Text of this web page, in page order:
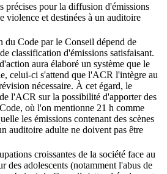
précises pour la diffusion d'émissions
violence et destinées à un auditoire
du Code par le Conseil dépend de
classification d'émissions satisfaisant.
aura élaboré un système que le
celui-ci s'attend que l'ACR l'intègre au
nécessaire. À cet égard, le
l'ACR sur la possibilité d'apporter des
où l'on mentionne 21 h comme
les émissions contenant des scènes
auditoire adulte ne doivent pas être
croissantes de la société face au
des adolescents (notamment l'abus de